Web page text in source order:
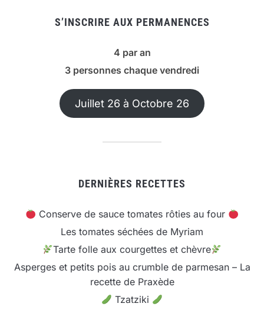
S’INSCRIRE AUX PERMANENCES
4 par an
3 personnes chaque vendredi
Juillet 26 à Octobre 26
DERNIÈRES RECETTES
Conserve de sauce tomates rôties au four
Les tomates séchées de Myriam
Tarte folle aux courgettes et chèvre
Asperges et petits pois au crumble de parmesan – La
recette de Praxède
Tzatziki